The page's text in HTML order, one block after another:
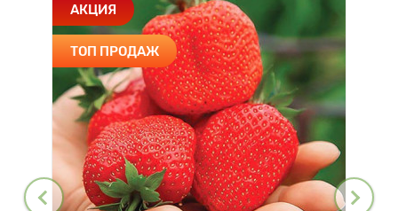
АКЦИЯ
ТОП ПРОДАЖ